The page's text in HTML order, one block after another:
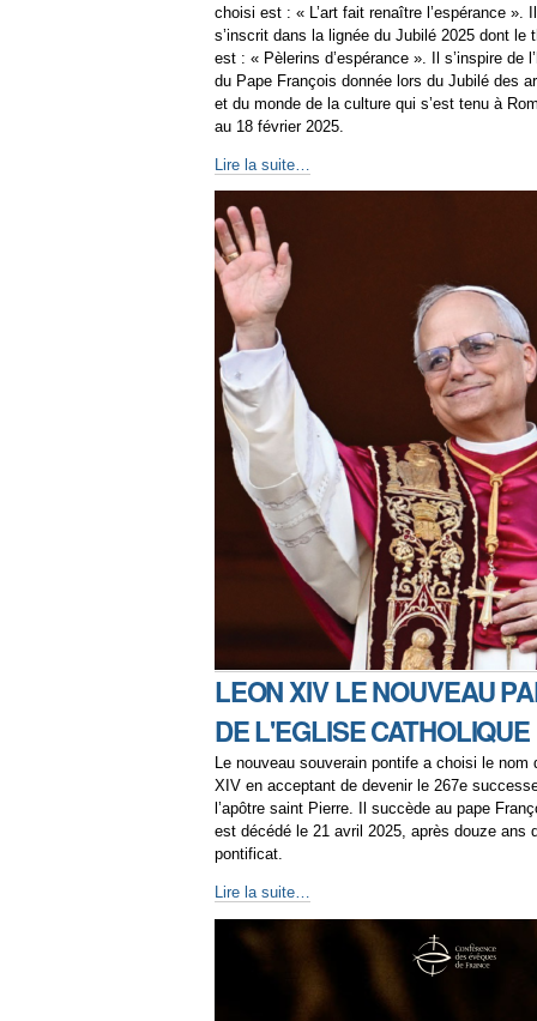
choisi est : « L’art fait renaître l’espérance ». Il
s’inscrit dans la lignée du Jubilé 2025 dont le
est : « Pèlerins d’espérance ». Il s’inspire de
du Pape François donnée lors du Jubilé des
et du monde de la culture qui s’est tenu à
au 18 février 2025.
Lire la suite…
LEON XIV LE NOUVEAU
DE L'EGLISE
Le nouveau souverain pontife a choisi le nom
XIV en acceptant de devenir le 267e
l’apôtre saint Pierre. Il succède au pape
est décédé le 21 avril 2025, après douze ans
pontificat.
Lire la suite…